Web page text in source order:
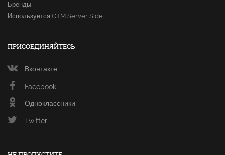
Бренды
Используется GTM Server Side
ПРИСОЕДИНЯЙТЕСЬ
Вконтакте
Facebook
Одноклассники
Twitter